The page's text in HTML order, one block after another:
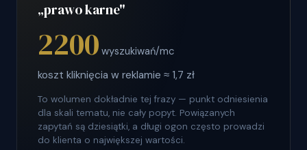
„prawo karne"
2200 wyszukiwań/mc
koszt kliknięcia w reklamie ≈ 1,7 zł
To wolumen dokładnie tej frazy — punkt odniesienia
dla skali tematu, nie cały popyt. Powiązanych
zapytań są dziesiątki, a długi ogon często prowadzi
do klienta o największej wartości.